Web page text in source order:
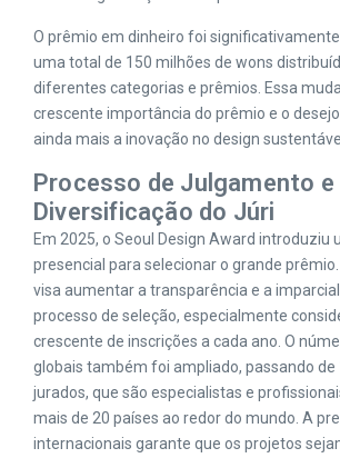
O prêmio em dinheiro foi
uma total de 150 milhões de wons
diferentes categorias e prêmios. Essa
crescente importância do prêmio e o
ainda mais a inovação no design sustentável.
Processo de Julgamento e
Diversificação do Júri
Em 2025, o Seoul Design Award introduziu
presencial para selecionar o grande
visa aumentar a transparência e a
processo de seleção, especialmente
crescente de inscrições a cada ano. O
globais também foi ampliado, passando de
jurados, que são especialistas e
mais de 20 países ao redor do mundo. A
internacionais garante que os projetos